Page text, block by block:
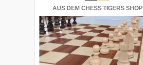
AUS DEM CHESS TIGERS SHOP